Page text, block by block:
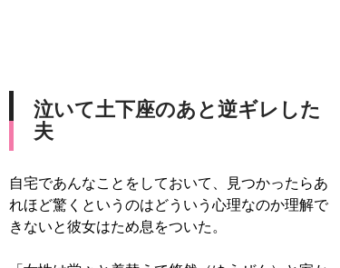
泣いて土下座のあと逆ギレした
夫
自宅であんなことをしておいて、見つかったらあ
れほど驚くというのはどういう心理なのか理解で
きないと彼女はため息をついた。